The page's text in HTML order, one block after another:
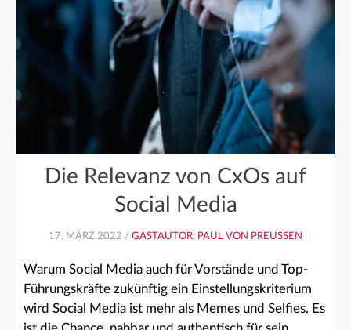
Die Relevanz von CxOs auf
Social Media
17. MÄRZ 2022 / GASTAUTOR: PAUL VON PREUSSEN
Warum Social Media auch für Vorstände und Top-
Führungskräfte zukünftig ein Einstellungskriterium
wird Social Media ist mehr als Memes und Selfies. Es